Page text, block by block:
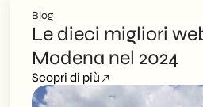
Blog
Le dieci migliori
Modena nel 2024
Scopri di più